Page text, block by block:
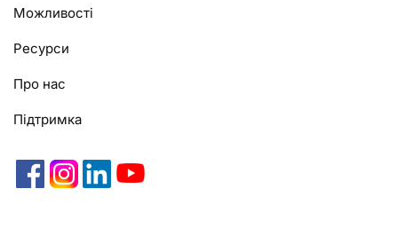
Можливості
Ресурси
Про нас
Підтримка